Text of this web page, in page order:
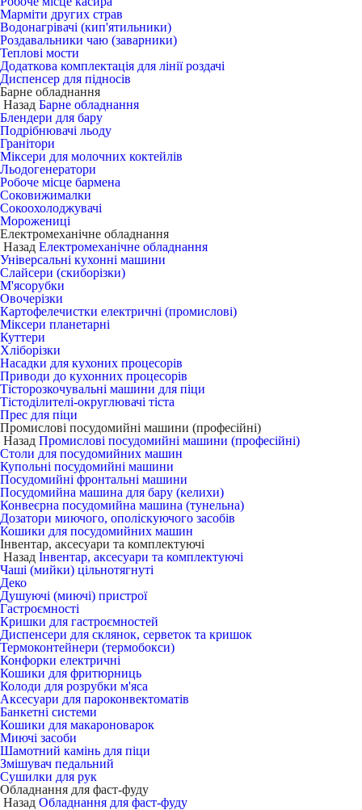
Марміти других страв
Водонагрівачі (кип'ятильники)
Роздавальники чаю (заварники)
Теплові мости
Додаткова комплектація для лінії роздачі
Диспенсер для підносів
Барне обладнання
Назад Барне обладнання
Блендери для бару
Подрібнювачі льоду
Гранітори
Міксери для молочних коктейлів
Льодогенератори
Робоче місце бармена
Соковижималки
Сокоохолоджувачі
Морожениці
Електромеханічне обладнання
Назад Електромеханічне обладнання
Універсальні кухонні машини
Слайсери (скиборізки)
М'ясорубки
Овочерізки
Картофелечистки електричні (промислові)
Міксери планетарні
Куттери
Хліборізки
Насадки для кухоних процесорів
Приводи до кухонних процесорів
Тісторозкочувальні машини для піци
Тістоділителі-округлювачі тіста
Прес для піци
Промислові посудомийні машини (професійні)
Назад Промислові посудомийні машини (професійні)
Столи для посудомийних машин
Купольні посудомийні машини
Посудомийні фронтальні машини
Посудомийна машина для бару (келихи)
Конвеєрна посудомийна машина (тунельна)
Дозатори миючого, ополіскуючого засобів
Кошики для посудомийних машин
Інвентар, аксесуари та комплектуючі
Назад Інвентар, аксесуари та комплектуючі
Чаші (мийки) цільнотягнуті
Деко
Душуючі (миючі) пристрої
Гастроємності
Кришки для гастроємностей
Диспенсери для склянок, серветок та кришок
Термоконтейнери (термобокси)
Конфорки електричні
Кошики для фритюрниць
Колоди для розрубки м'яса
Аксесуари для пароконвектоматів
Банкетні системи
Кошики для макароноварок
Миючі засоби
Шамотний камінь для піци
Змішувач педальний
Сушилки для рук
Обладнання для фаст-фуду
Назад Обладнання для фаст-фуду